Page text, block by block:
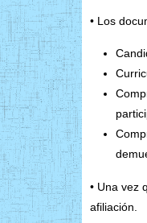
• Los
• Una vez
afiliación.